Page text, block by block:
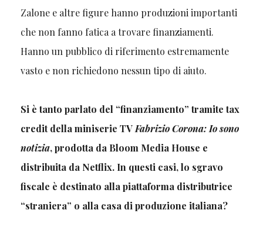
Zalone e altre figure hanno produzioni importanti
che non fanno fatica a trovare finanziamenti.
Hanno un pubblico di riferimento estremamente
vasto e non richiedono nessun tipo di aiuto.
Si è tanto parlato del “finanziamento” tramite tax
credit della miniserie TV Fabrizio Corona: Io sono
notizia, prodotta da Bloom Media House e
distribuita da Netflix. In questi casi, lo sgravo
fiscale è destinato alla piattaforma distributrice
“straniera” o alla casa di produzione italiana?